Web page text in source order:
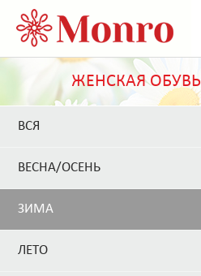
ЖЕНСКАЯ ОБУВЬ
ВСЯ
ВЕСНА/ОСЕНЬ
ЗИМА
ЛЕТО